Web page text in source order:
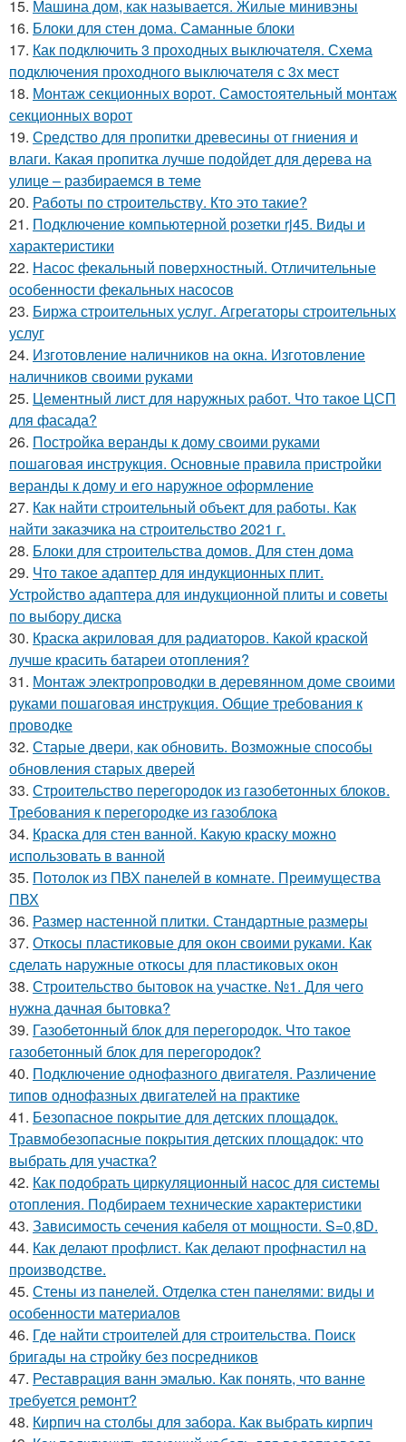
15. Машина дом, как называется. Жилые минивэны
16. Блоки для стен дома. Саманные блоки
17. Как подключить 3 проходных выключателя. Схема
подключения проходного выключателя с 3х мест
18. Монтаж секционных ворот. Самостоятельный монтаж
секционных ворот
19. Средство для пропитки древесины от гниения и
влаги. Какая пропитка лучше подойдет для дерева на
улице – разбираемся в теме
20. Работы по строительству. Кто это такие?
21. Подключение компьютерной розетки rj45. Виды и
характеристики
22. Насос фекальный поверхностный. Отличительные
особенности фекальных насосов
23. Биржа строительных услуг. Агрегаторы строительных
услуг
24. Изготовление наличников на окна. Изготовление
наличников своими руками
25. Цементный лист для наружных работ. Что такое ЦСП
для фасада?
26. Постройка веранды к дому своими руками
пошаговая инструкция. Основные правила пристройки
веранды к дому и его наружное оформление
27. Как найти строительный объект для работы. Как
найти заказчика на строительство 2021 г.
28. Блоки для строительства домов. Для стен дома
29. Что такое адаптер для индукционных плит.
Устройство адаптера для индукционной плиты и советы
по выбору диска
30. Краска акриловая для радиаторов. Какой краской
лучше красить батареи отопления?
31. Монтаж электропроводки в деревянном доме своими
руками пошаговая инструкция. Общие требования к
проводке
32. Старые двери, как обновить. Возможные способы
обновления старых дверей
33. Строительство перегородок из газобетонных блоков.
Требования к перегородке из газоблока
34. Краска для стен ванной. Какую краску можно
использовать в ванной
35. Потолок из ПВХ панелей в комнате. Преимущества
ПВХ
36. Размер настенной плитки. Стандартные размеры
37. Откосы пластиковые для окон своими руками. Как
сделать наружные откосы для пластиковых окон
38. Строительство бытовок на участке. №1. Для чего
нужна дачная бытовка?
39. Газобетонный блок для перегородок. Что такое
газобетонный блок для перегородок?
40. Подключение однофазного двигателя. Различение
типов однофазных двигателей на практике
41. Безопасное покрытие для детских площадок.
Травмобезопасные покрытия детских площадок: что
выбрать для участка?
42. Как подобрать циркуляционный насос для системы
отопления. Подбираем технические характеристики
43. Зависимость сечения кабеля от мощности. S=0,8D.
44. Как делают профлист. Как делают профнастил на
производстве.
45. Стены из панелей. Отделка стен панелями: виды и
особенности материалов
46. Где найти строителей для строительства. Поиск
бригады на стройку без посредников
47. Реставрация ванн эмалью. Как понять, что ванне
требуется ремонт?
48. Кирпич на столбы для забора. Как выбрать кирпич